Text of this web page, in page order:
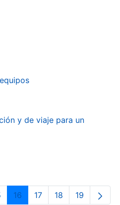
y de viaje para un
intermedias Use TAB para
Página
16 Página
17 Página
18 Página
19